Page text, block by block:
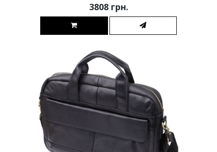
3808 грн.